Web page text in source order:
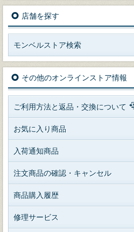
店舗を探す
モンベルストア検索
その他のオンラインストア情報
ご利用方法と返品・交換について
お気に入り商品
入荷通知商品
注文商品の確認・キャンセル
商品購入履歴
修理サービス